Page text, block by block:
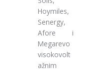
Hoymiles,
Senergy,
Afore i
Megarevo
visokovolt
ažnim